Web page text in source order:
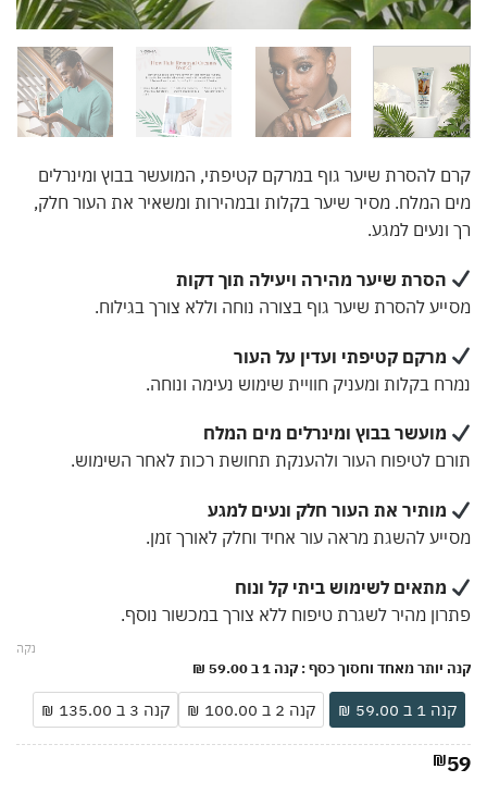
קרם להסרת שיער גוף במרקם קטיפתי, המועשר בבוץ ומינרלים
מים המלח. מסיר שיער בקלות ובמהירות ומשאיר את העור חלק,
רך ונעים למגע.
הסרת שיער מהירה ויעילה תוך דקות
מסייע להסרת שיער גוף בצורה נוחה וללא צורך בגילוח.
מרקם קטיפתי ועדין על העור
נמרח בקלות ומעניק חוויית שימוש נעימה ונוחה.
מועשר בבוץ ומינרלים מים המלח
תורם לטיפוח העור ולהענקת תחושת רכות לאחר השימוש.
מותיר את העור חלק ונעים למגע
מסייע להשגת מראה עור אחיד וחלק לאורך זמן.
מתאים לשימוש ביתי קל ונוח
פתרון מהיר לשגרת טיפוח ללא צורך במכשור נוסף.
קנה יותר מאחד וחסוך כסף: קנה 1 ב 59.00 ₪
קנה 1 ב 59.00 ₪ קנה 2 ב 100.00 ₪ קנה 3 ב 135.00 ₪
נקה
₪59